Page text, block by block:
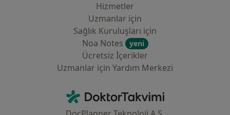
Hizmetler
Uzmanlar için
Sağlık Kuruluşları için
Noa Notes
yeni
Ücretsiz İçerikler
Uzmanlar için Yardım Merkezi
DoktorTakvimi - Ana Sayfa